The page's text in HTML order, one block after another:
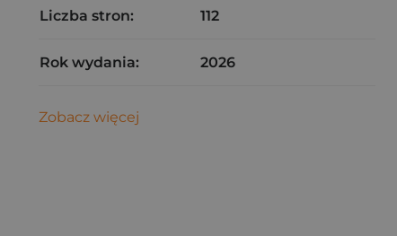
Liczba stron: 112
Rok wydania: 2026
Zobacz więcej